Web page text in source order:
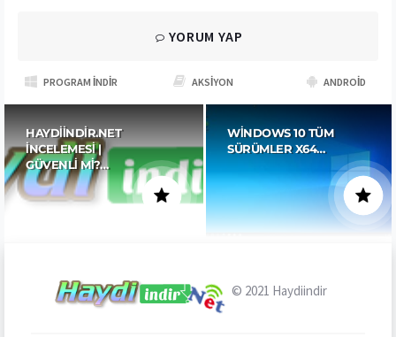
PROGRAM İNDIR AKSIYON ANDROID
HAYDIINDIR.NET
İNCELEMESI |
GÜVENLI MI?…
WINDOWS 10 TÜM
SÜRÜMLER X64…
YORUM YAP
© 2021 Haydiindir